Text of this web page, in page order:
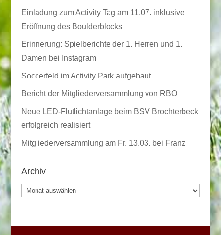
Einladung zum Activity Tag am 11.07. inklusive
Eröffnung des Boulderblocks
Erinnerung: Spielberichte der 1. Herren und 1.
Damen bei Instagram
Soccerfeld im Activity Park aufgebaut
Bericht der Mitgliederversammlung von RBO
Neue LED-Flutlichtanlage beim BSV Brochterbeck
erfolgreich realisiert
Mitgliederversammlung am Fr. 13.03. bei Franz
Archiv
Archiv